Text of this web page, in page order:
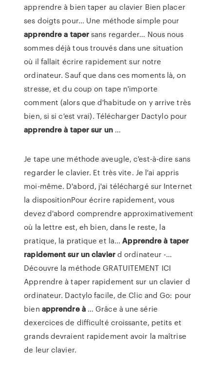
apprendre à bien taper au clavier Bien placer
ses doigts pour... Une méthode simple pour
apprendre a tapersans regarder… Nous nous
sommes déjà tous trouvés dans une situation
où il fallait écrire rapidement sur notre
ordinateur. Sauf que dans ces moments là, on
stresse, et du coup on tape n'importe
comment (alors que d'habitude on y arrive très
bien, si si c'est vrai). Télécharger Dactylo pour
apprendre à tapersur un…
Je tape une méthode aveugle, c'est-à-dire sans
regarder le clavier. Et très vite. Je l'ai appris
moi-même. D'abord, j'ai téléchargé sur Internet
la dispositionPour écrire rapidement, vous
devez d'abord comprendre approximativement
où la lettre est, eh bien, dans le reste, la
pratique, la pratique et la...Apprendre à taper
rapidement sur unclavierd ordinateur -…
Découvre la méthode GRATUITEMENT ICI
Apprendre à taper rapidement sur un clavier d
ordinateur. Dactylo facile, de Clic and Go: pour
bien apprendre à… Grâce à une série
dexercices de difficulté croissante, petits et
grands devraient rapidement avoir la maîtrise
de leur clavier.